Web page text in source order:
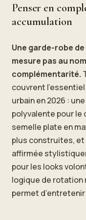
Penser en
accumulation
Une garde-robe
mesure pas au
complémentarité.
couvrent
urbain en 2026 :
polyvalente pour le
semelle plate en
plus construites, et
affirmée
pour les looks
logique de rotation
permet